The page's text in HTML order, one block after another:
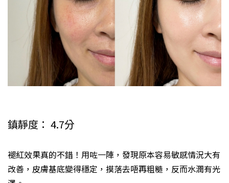
鎮靜度： 4.7分
褪紅效果真的不錯！用咗一陣，發現原本容易敏感情況大有
改善，皮膚基底變得穩定，摸落去唔再粗糙，反而水潤有光